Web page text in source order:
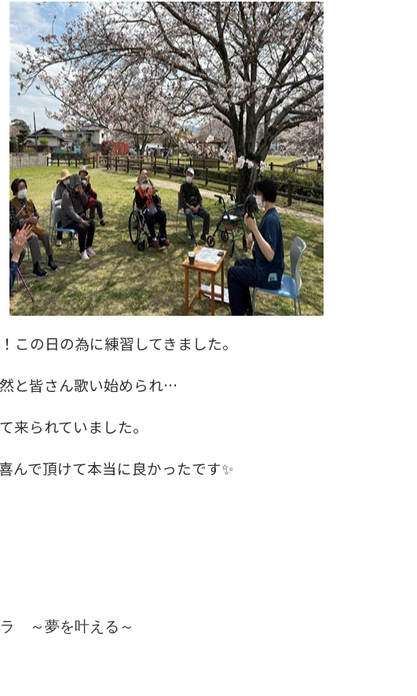
この日の為に練習してきました。
と皆さん歌い始められ…
来られていました。
んで頂けて本当に良かったです✨
～夢を叶える～